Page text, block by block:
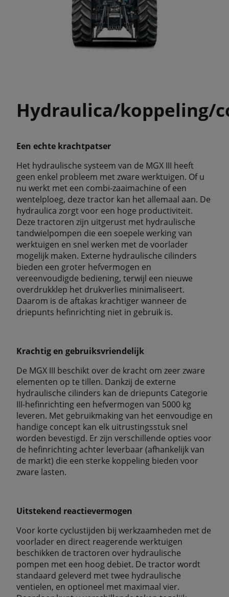
Hydraulica/koppeling/
Een echte krachtpatser
Het hydraulische systeem van de MGX III heeft
geen enkel probleem met zware werktuigen. Of u
nu werkt met een combi-zaaimachine of een
wentelploeg, deze tractor kan het allemaal aan. De
hydraulica zorgt voor een hoge productiviteit.
Deze tractoren zijn uitgerust met hydraulische
tandwielpompen die een soepele werking van
werktuigen en snel werken met de voorlader
mogelijk maken. Externe hydraulische cilinders
bieden een groter hefvermogen en
vereenvoudigde bediening, terwijl een nieuwe
overdrukklep het drukverlies minimaliseert.
Daarom is de aftakas krachtiger wanneer de
driepunts hefinrichting niet in gebruik is.
Krachtig en gebruiksvriendelijk
De MGX III beschikt over de kracht om zeer zware
elementen op te tillen. Dankzij de externe
hydraulische cilinders kan de driepunts Categorie
III-hefinrichting een hefvermogen van 5000 kg
leveren. Met gebruikmaking van het eenvoudige en
handige concept kan elk uitrustingsstuk snel
worden bevestigd. Er zijn verschillende opties voor
de hefinrichting achter leverbaar (afhankelijk van
de markt) die een sterke koppeling bieden voor
zware lasten.
Uitstekend reactievermogen
Voor korte cyclustijden bij werkzaamheden met de
voorlader en direct reagerende werktuigen
beschikken de tractoren over hydraulische
pompen met een hoog debiet. De tractor wordt
standaard geleverd met twee hydraulische
ventielen, en optioneel met maximaal vier.